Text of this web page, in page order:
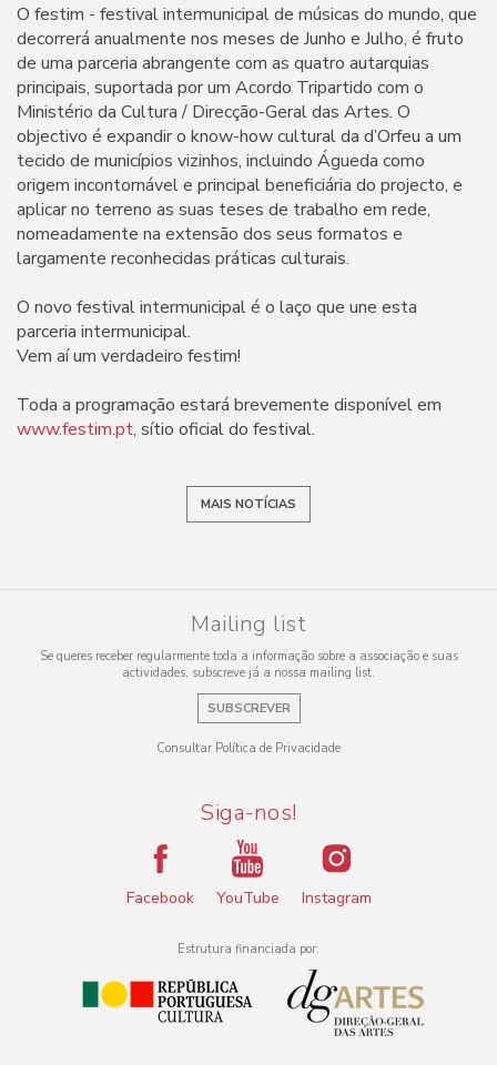
O festim - festival intermunicipal de músicas do mundo, que
decorrerá anualmente nos meses de Junho e Julho, é fruto
de uma parceria abrangente com as quatro autarquias
principais, suportada por um Acordo Tripartido com o
Ministério da Cultura / Direcção-Geral das Artes. O
objectivo é expandir o know-how cultural da d’Orfeu a um
tecido de municípios vizinhos, incluindo Águeda como
origem incontornável e principal beneficiária do projecto, e
aplicar no terreno as suas teses de trabalho em rede,
nomeadamente na extensão dos seus formatos e
largamente reconhecidas práticas culturais.
O novo festival intermunicipal é o laço que une esta
parceria intermunicipal.
Vem aí um verdadeiro festim!
Toda a programação estará brevemente disponível em
www.festim.pt, sítio oficial do festival.
MAIS NOTÍCIAS
Mailing list
Se queres receber regularmente toda a informação sobre a associação e suas
actividades, subscreve já a nossa mailing list.
SUBSCREVER
Consultar Política de Privacidade
Siga-nos!
Facebook YouTube Instagram
Estrutura financiada por: